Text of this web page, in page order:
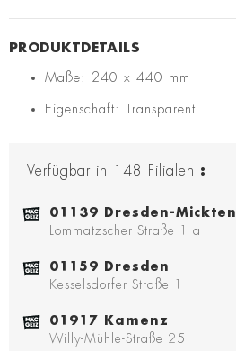
Maße: 240 x 440 mm
Eigenschaft: Transparent
Verfügbar in 148 Filialen :
01139 Dresden-Mickten
Lommatzscher Straße 1 a
01159 Dresden
Kesselsdorfer Straße 1
01917 Kamenz
Willy-Mühle-Straße 25